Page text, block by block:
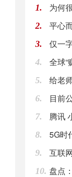
1.
2.
3.
4.
5. 给老
6.
7.
8.
9.
10. 盘点